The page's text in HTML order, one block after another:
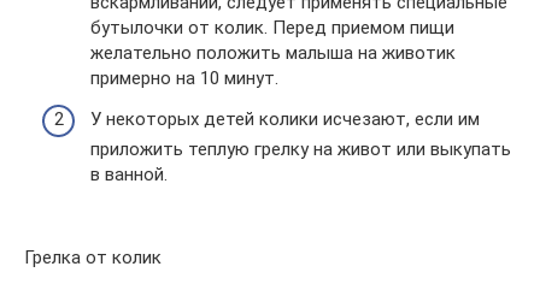
бутылочки от колик. Перед приемом пищи
желательно положить малыша на животик
примерно на 10 минут.
У некоторых детей колики исчезают, если им
приложить теплую грелку на живот или выкупать
в ванной.
Грелка от колик